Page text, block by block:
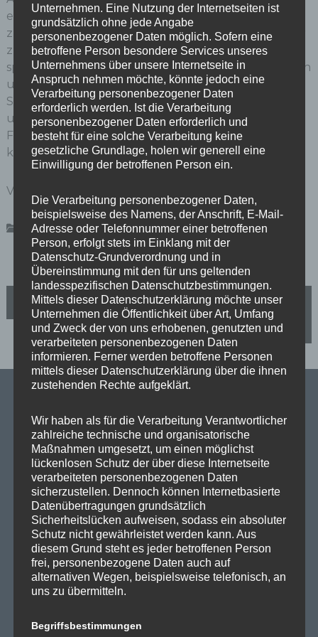
eingesetzt. Das Ergebnis war und ist nicht
zufriedenstellend. Die Betroffenen möchten mit der
zuständigen Stadträtin über mögliche Alternativen
sprechen. Ich kann diesen Wunsch nur unterstützen
und an die Dialogbereitschaft der zuständigen
Stellen im Bezirksamt appellieren, sich die Sorgen
und Wünsche der Menschen rund um den
Flughafensee anzuhören und sich darum zu
kümmern.“
V.i.S.d.P.: Jörg Stroedter, MdA
Pressemeldungen Flughafensee,Reinickendorf,SPD
i
Wieder Wertstoffsäcke im Waldidyll: vollkommen
inakzeptabel
Wieder Wertstofftonnen im Waldidyll
SPD Links
SPD in Europaparlament
SPD Deutschland
SPD Bundestragsfraktion
SPD Berlin
SPD Fraktion Berlin
SPD Reinickendorf
SPD Fraktion in der BVV
Unternehmen. Eine Nutzung der Internetseiten ist
grundsätzlich ohne jede Angabe
personenbezogener Daten möglich. Sofern eine
betroffene Person besondere Services unseres
Unternehmens über unsere Internetseite in
Anspruch nehmen möchte, könnte jedoch eine
Verarbeitung personenbezogener Daten
erforderlich werden. Ist die Verarbeitung
personenbezogener Daten erforderlich und
besteht für eine solche Verarbeitung keine
gesetzliche Grundlage, holen wir generell eine
Einwilligung der betroffenen Person ein.
Die Verarbeitung personenbezogener Daten,
beispielsweise des Namens, der Anschrift, E-Mail-
Adresse oder Telefonnummer einer betroffenen
Person, erfolgt stets im Einklang mit der
Datenschutz-Grundverordnung und in
Übereinstimmung mit den für uns geltenden
landesspezifischen Datenschutzbestimmungen.
Mittels dieser Datenschutzerklärung möchte unser
Unternehmen die Öffentlichkeit über Art, Umfang
und Zweck der von uns erhobenen, genutzten und
verarbeiteten personenbezogenen Daten
informieren. Ferner werden betroffene Personen
mittels dieser Datenschutzerklärung über die ihnen
zustehenden Rechte aufgeklärt.
Wir haben als für die Verarbeitung Verantwortlicher
zahlreiche technische und organisatorische
Maßnahmen umgesetzt, um einen möglichst
lückenlosen Schutz der über diese Internetseite
verarbeiteten personenbezogenen Daten
sicherzustellen. Dennoch können Internetbasierte
Datenübertragungen grundsätzlich
Sicherheitslücken aufweisen, sodass ein absoluter
Schutz nicht gewährleistet werden kann. Aus
diesem Grund steht es jeder betroffenen Person
frei, personenbezogene Daten auch auf
alternativen Wegen, beispielsweise telefonisch, an
uns zu übermitteln.
Begriffsbestimmungen